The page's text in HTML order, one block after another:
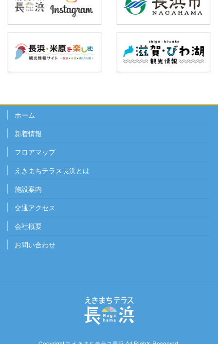
ホーム
新着情報
フロアマップ
えきまちテラス長浜とは
施設案内
交通アクセス
会社概要
お問い合わせ